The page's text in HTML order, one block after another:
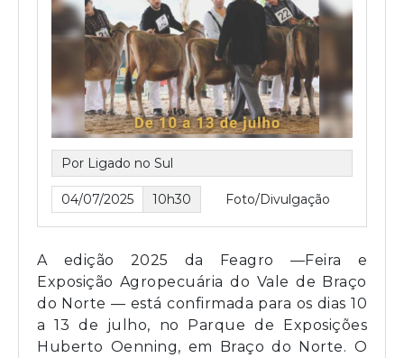
Por Ligado no Sul
04/07/2025 10h30 Foto/Divulgação
A edição 2025 da Feagro —Feira e
Exposição Agropecuária do Vale de Braço
do Norte — está confirmada para os dias 10
a 13 de julho, no Parque de Exposições
Huberto Oenning, em Braço do Norte. O